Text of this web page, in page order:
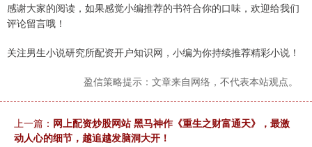
感谢大家的阅读，如果感觉小编推荐的书符合你的口味，欢迎给我们
评论留言哦！
关注男生小说研究所配资开户知识网，小编为你持续推荐精彩小说！
盈信策略提示：文章来自网络，不代表本站观点。
上一篇： 网上配资炒股网站 黑马神作《重生之财富通天》，最激
动人心的细节，越追越发脑洞大开！